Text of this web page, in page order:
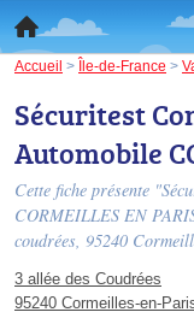
Accueil > Île-de-France >
Sécuritest
Automobile
Cette fiche présente
CORMEILLES EN
coudrées, 95240
3 allée des Coudrées
95240 Cormeilles-en-